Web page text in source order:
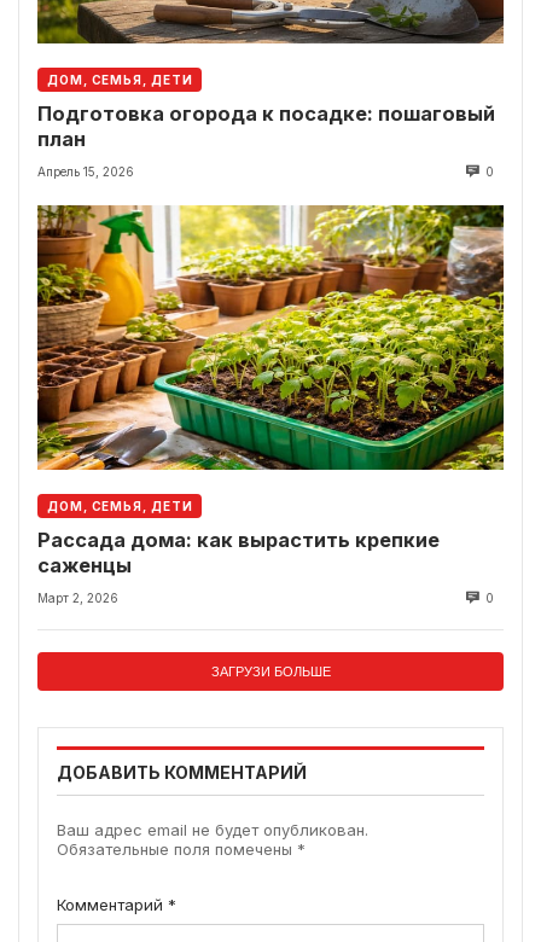
ДОМ, СЕМЬЯ, ДЕТИ
Подготовка огорода к посадке: пошаговый
план
Апрель 15, 2026 0
ДОМ, СЕМЬЯ, ДЕТИ
Рассада дома: как вырастить крепкие
саженцы
Март 2, 2026 0
ЗАГРУЗИ БОЛЬШЕ
ДОБАВИТЬ КОММЕНТАРИЙ
Ваш адрес email не будет опубликован.
Обязательные поля помечены *
Комментарий *